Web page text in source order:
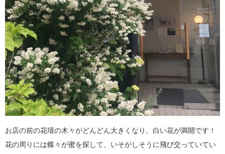
お店の前の花壇の木々がどんどん大きくなり、白い花が満開です！
花の周りには蝶々が蜜を探して、いそがしそうに飛び交っていてい